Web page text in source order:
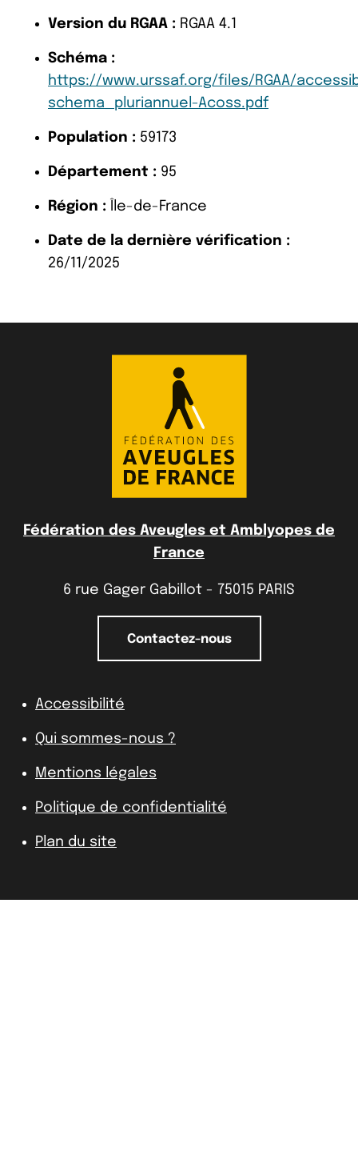
Version du RGAA : RGAA 4.1
Schéma :
https://www.urssaf.org/files/RGAA/
schema_pluriannuel-Acoss.pdf
Population : 59173
Département : 95
Région : Île-de-France
Date de la dernière vérification :
26/11/2025
Fédération des Aveugles et Amblyopes de
France
6 rue Gager Gabillot - 75015 PARIS
Contactez-nous
Accessibilité
Qui sommes-nous ?
Mentions légales
Politique de confidentialité
Plan du site